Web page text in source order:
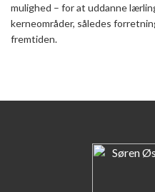
mulighed – for at uddanne
kerneområder, således
fremtiden.